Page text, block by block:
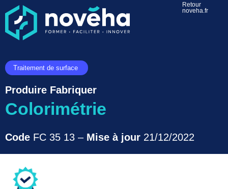
Retour
noveha.fr
Traitement de surface
Produire Fabriquer
Colorimétrie
Code FC 35 13 – Mise à jour 21/12/2022